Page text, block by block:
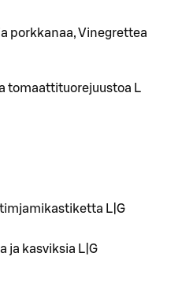
porkkanaa, Vinegrettea
tomaattituorejuustoa L
L|G
ja kasviksia L|G